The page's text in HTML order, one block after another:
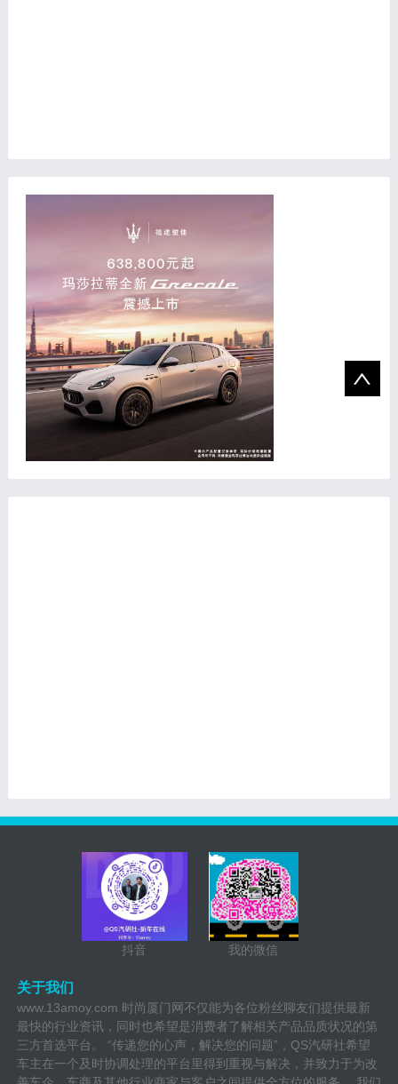
抖音 我的微信
关于我们
www.13amoy.com 时尚厦门网不仅能为各位粉丝聊友们提供最新
最快的行业资讯，同时也希望是消费者了解相关产品品质状况的第
三方首选平台。 “传递您的心声，解决您的问题”，QS汽研社希望
车主在一个及时协调处理的平台里得到重视与解决，并致力于为改